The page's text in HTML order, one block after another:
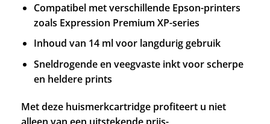
Compatibel met verschillende Epson-printers
zoals Expression Premium XP-series
Inhoud van 14 ml voor langdurig gebruik
Sneldrogende en veegvaste inkt voor scherpe
en heldere prints
Met deze huismerkcartridge profiteert u niet